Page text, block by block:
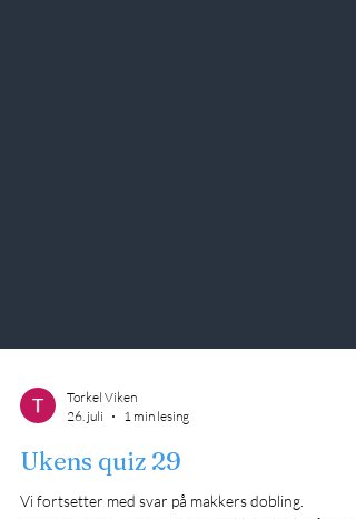
26. juli
1 min lesing
Ukens quiz 29